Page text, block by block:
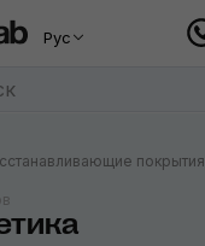
Рус
покрытия